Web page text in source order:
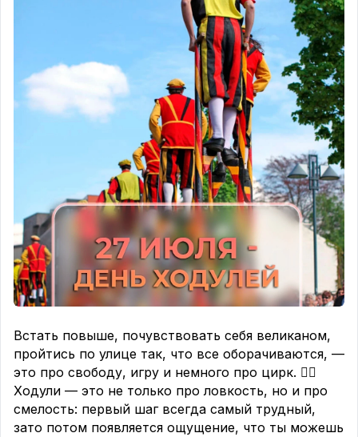
отправил послание в бутылке, что бы там было
написано? Одно предложение, одно желание,
одно слово — пусть это будет твой маленький
вклад в мир. 🤗
#БутылкаМира #ДобрыеПожелания
#ЗаботаОПланете #НадеждаНаБудущее
#МирНачинаетсяСТебя
Встать повыше, почувствовать себя великаном,
пройтись по улице так, что все оборачиваются, —
это про свободу, игру и немного про цирк. 🤹‍♂
Ходули — это не только про ловкость, но и про
смелость: первый шаг всегда самый трудный,
зато потом появляется ощущение, что ты можешь